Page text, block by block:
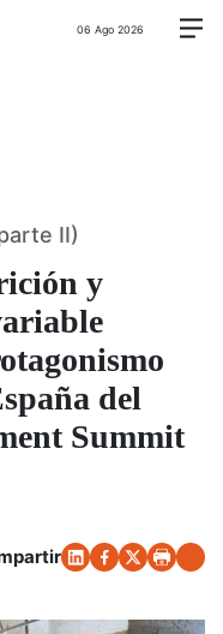
06 Ago 2026
y
del
Summit
II)